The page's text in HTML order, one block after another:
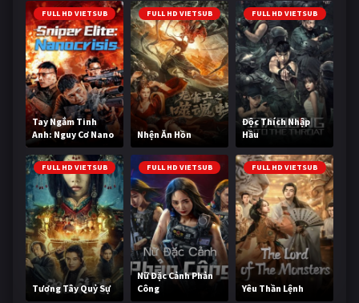
FULL HD VIETSUB
Tay Ngắm Tinh
Anh: Nguy Cơ Nano
FULL HD VIETSUB
Nhện Ăn Hồn
FULL HD VIETSUB
Độc Thích Nhập
Hầu
FULL HD VIETSUB
Tương Tây Quỷ Sự
FULL HD VIETSUB
Nữ Đặc Cảnh Phản
Công
FULL HD VIETSUB
Yêu Thần Lệnh